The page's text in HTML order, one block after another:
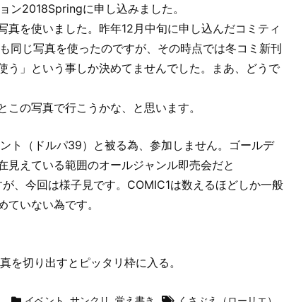
ン2018Springに申し込みました。
を使いました。昨年12月中旬に申し込んだコミティ
同じ写真を使ったのですが、その時点では冬コミ新刊
う」という事しか決めてませんでした。まあ、どうで
の写真で行こうかな、と思います。
ト（ドルパ39）と被る為、参加しません。ゴールデ
見えている範囲のオールジャンル即売会だと
、今回は様子見です。COMIC1は数えるほどしか一般
いない為です。
切り出すとピッタリ枠に入る。